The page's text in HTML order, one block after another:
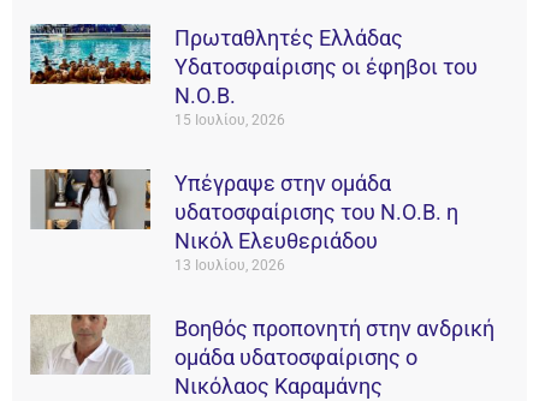
Πρωταθλητές Ελλάδας
Υδατοσφαίρισης οι έφηβοι του
Ν.Ο.Β.
15 Ιουλίου, 2026
Υπέγραψε στην ομάδα
υδατοσφαίρισης του Ν.Ο.Β. η
Νικόλ Ελευθεριάδου
13 Ιουλίου, 2026
Βοηθός προπονητή στην ανδρική
ομάδα υδατοσφαίρισης ο
Νικόλαος Καραμάνης